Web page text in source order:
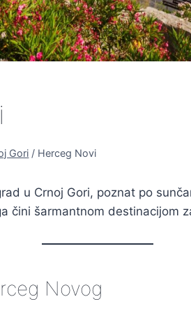
Gori / Herceg Novi
u Crnoj Gori, poznat po
čini šarmantnom destinacijom
Novog